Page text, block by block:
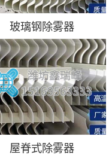
玻璃钢除雾器
屋脊式除雾器